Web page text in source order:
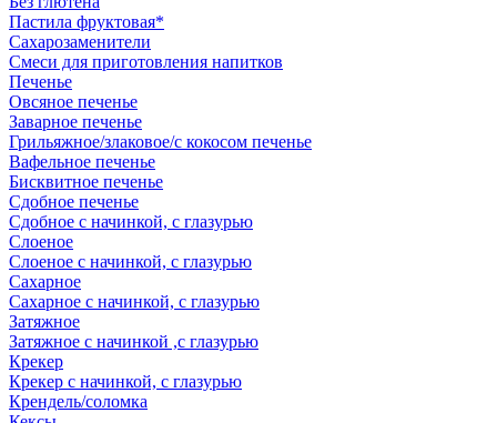
Пастила фруктовая*
Сахарозаменители
Смеси для приготовления напитков
Печенье
Овсяное печенье
Заварное печенье
Грильяжное/злаковое/с кокосом печенье
Вафельное печенье
Бисквитное печенье
Сдобное печенье
Сдобное с начинкой, с глазурью
Слоеное
Слоеное с начинкой, с глазурью
Сахарное
Сахарное с начинкой, с глазурью
Затяжное
Затяжное с начинкой ,с глазурью
Крекер
Крекер с начинкой, с глазурью
Крендель/соломка